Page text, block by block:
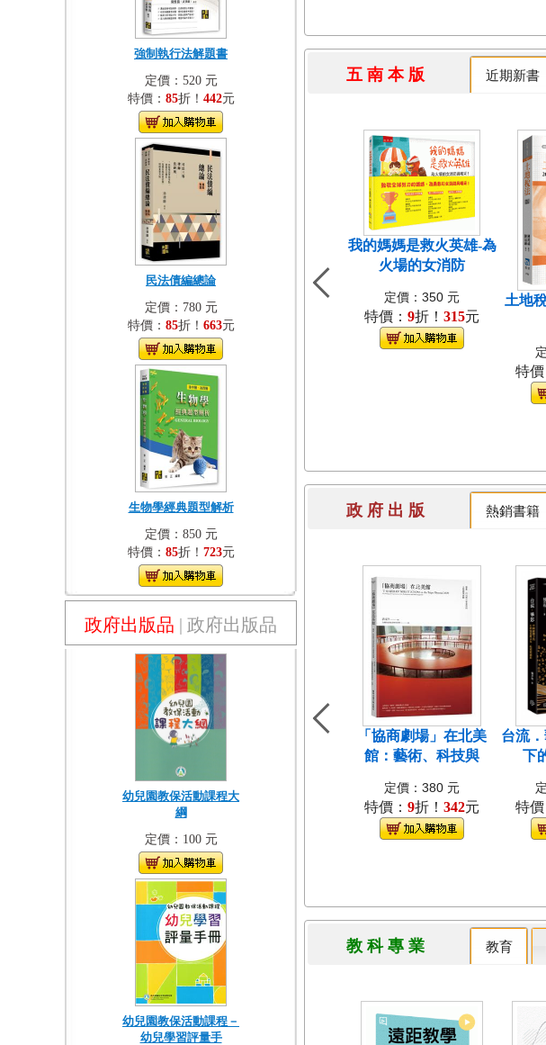
強制執行法解題書
定價：520 元
特價： 85折！ 442元
民法債編總論
定價：780 元
特價： 85折！ 663元
生物學經典題型解析
定價：850 元
特價： 85折！ 723元
政府出版品 | 政府出版品
幼兒園教保活動課程大
綱
定價：100 元
幼兒園教保活動課程－
幼兒學習評量手
五 南 本 版 近期新書
我的媽媽是救火英雄-為
火場的女消防
定價：350 元
特價： 9折！ 315元
土地
特價
政 府 出 版 熱銷書籍
「協商劇場」在北美
館：藝術、科技與
定價：380 元
特價： 9折！ 342元
台流
下
特價
教 科 專 業 教育